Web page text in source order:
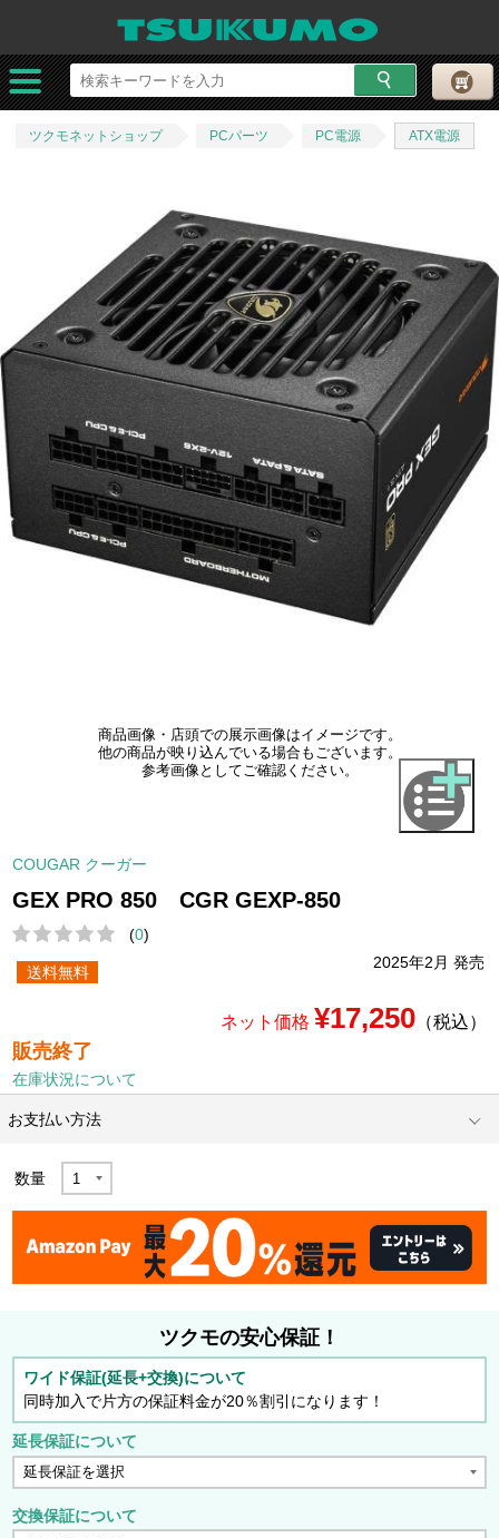
ツクモネットショップ PCパーツ PC電源 ATX電源
商品画像・店頭での展示画像はイメージです。
他の商品が映り込んでいる場合もございます。
参考画像としてご確認ください。
COUGAR クーガー
GEX PRO 850 CGR GEXP-850
(0)
2025年2月 発売
送料無料
ネット価格 ¥17,250（税込）
販売終了
在庫状況について
お支払い方法
数量
ツクモの安心保証！
ワイド保証(延長+交換)について
同時加入で片方の保証料金が20％割引になります！
延長保証について
交換保証について